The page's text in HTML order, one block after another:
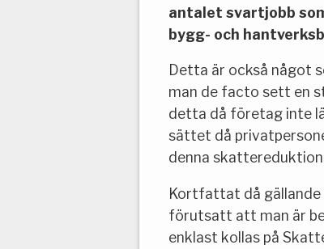
antalet svartjobb
bygg- och
Detta är också något
man de facto sett en
detta då företag inte
sättet då
denna
Kortfattat då gällande
förutsatt att man är
enklast kollas på